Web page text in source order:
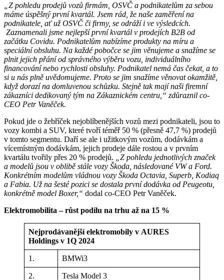
„Z pohledu prodejů vozů firmám, OSVČ a podnikatelům za sebou
máme úspěšný první kvartál. Jsem rád, že naše zaměření na
podnikatele, ať už OSVČ či firmy, se odráží i ve výsledcích.
Zaznamenali jsme nejlepší první kvartál v prodejích B2B od
začátku Covidu. Podnikatelům nabízíme produkty na míru a
speciální obsluhu. Na každé pobočce se jim věnujeme a snažíme se
plnit jejich přání od správného výběru vozu, individuálního
financování nebo rychlosti obsluhy. Podnikatel nemá čas čekat, a to
si u nás plně uvědomujeme. Proto se jim snažíme věnovat okamžitě,
když dorazí na domluvenou schůzku. Stejně tak mají naši firemní
zákazníci dedikovaný tým na Zákaznickém centru,“ zdůraznil co-
CEO Petr Vaněček.
Pokud jde o žebříček nejoblíbenějších vozů mezi podnikateli, jsou to
vozy kombi a SUV, které tvoří téměř 50 % (přesně 47,7 %) prodejů
v tomto segmentu. Daří se ale i užitkovým vozům, dodávkám a
vícemístným dodávkám, jejich prodeje dále rostou a v prvním
kvartálu tvořily přes 20 % prodejů.
„Z pohledu jednotlivých značek
a modelů jsou v oblibě stále vozy Škoda, následované VW a Ford.
Konkrétním modelům vládnou vozy Škoda Octavia, Superb, Kodiaq
a Fabia. Už na šesté pozici se dostala první dodávka od Peugeotu,
konkrétně model Boxer,“ dodal co-CEO Petr Vaněček.
Elektromobilita – růst podílu na trhu až na 15 %
Nejprodávanější elektromobily v AURES
Holdings v 1Q 2024
1. BMWi3
2. Tesla Model 3